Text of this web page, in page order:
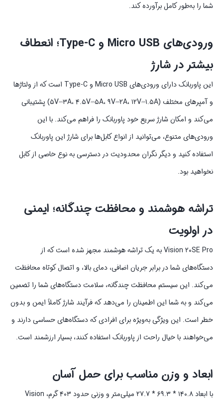
شما را به‌طور کامل برآورده کند.
ورودی‌های Micro USB و Type-C؛ انعطاف
بیشتر در شارژ
این پاوربانک دارای ورودی‌های Micro USB و Type-C است که از ولتاژها
و آمپرهای مختلف (۵V⎓۳A، ۴.۵V⎓۵A، ۹V⎓۲A، ۱۲V⎓۱.۵A) پشتیبانی
می‌کند و امکان شارژ سریع خود پاوربانک را فراهم می‌کند. با این
ورودی‌های متنوع، می‌توانید از انواع کابل‌ها برای شارژ این پاوربانک
استفاده کنید و دیگر نگران محدودیت در دسترسی به نوع خاصی از کابل
نخواهید بود.
تراشه هوشمند و محافظت چندگانه؛ ایمنی
در اولویت
Vision ۲۰SE Pro به یک تراشه هوشمند مجهز شده است که از
دستگاه‌های شما در برابر جریان اضافی، دمای بالا، و اتصال کوتاه محافظت
می‌کند. این سیستم محافظت چندگانه، سلامت دستگاه‌های شما را تضمین
می‌کند و به شما این اطمینان را می‌دهد که فرآیند شارژ کاملاً ایمن و بدون
خطر است. این ویژگی به‌ویژه برای افرادی که دستگاه‌های حساسی دارند و
می‌خواهند با خیال راحت از پاوربانک استفاده کنند، بسیار ارزشمند است.
ابعاد و وزن مناسب برای حمل آسان
با ابعاد ۱۴۰.۸ * ۶۹.۳ * ۲۷.۷ میلی‌متر و وزنی حدود ۴۰۳ گرم، Vision